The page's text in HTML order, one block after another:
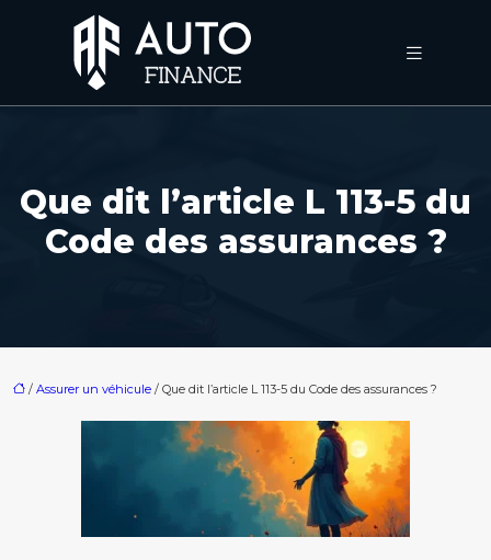
Que dit l’article L 113-5 du
Code des assurances ?
/ Assurer un véhicule / Que dit l’article L 113-5 du Code des assurances ?